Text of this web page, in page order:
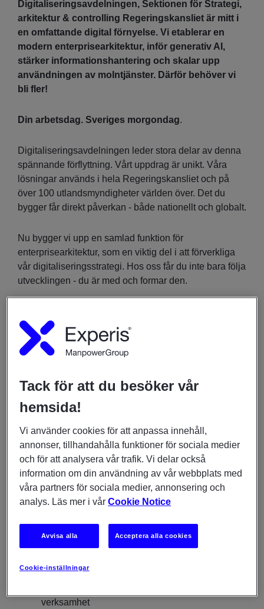
Digitaliseringsavdelningen, Sektionen för Strategi,
arkitektur & controlling Regeringskansliet är mitt i
en omfattande digital förnyelse. Vi etablerar en
modern enterprisearkitektur, inför generativ AI,
stärker informationshantering och skalar upp
användningen av molntjänster. Därför behöver vi
bli fler!
Din arbetsdag. Sveriges morgondag.
Digitaliseringsavdelningen leder stora delar av denna
spännande förflyttning. Vårt uppdrag är unikt. Våra
lösningar används i hela Regeringskansliet och på
över 100 utlandsmyndigheter världen över. Det du
bygger får direkt påverkan - både nationellt och globalt.
Nu bygger vi upp en samlad funktion för
enterprisearkitektur, som en viktig del i att förverkliga
vår digitaliseringsstrategi. Hos oss får du inte bara följa
utvecklingen - du är med och formar den.
Som enterprisearkitekt får du en nyckelroll i att bygga
upp och sätta riktningen för vår arkitekturförmåga. Du
till att vi skapar en sammanhållen och framtidssäker
Du driver och utvecklar vår målarkitektur, omsätter
strategi till konkreta vägval i projekt. En stor del av
uppdraget är att skapa samsyn genom att balansera
verksamhetsbehov med tekniska utmaningar. Du bidra
till att göra målarkitekturen till ett praktiskt
ledningsverktyg. Och kommer också att vara med nu
verksamhet
Tack för att du besöker vår
hemsida!
Vi använder cookies för att anpassa innehåll,
annonser, tillhandahålla funktioner för sociala medier
och för att analysera vår trafik. Vi delar också
information om din användning av vår webbplats med
våra partners för sociala medier, annonsering och
analys. Läs mer i vårCookie Notice
Cookie-inställningar
Avvisa alla Acceptera alla cookies